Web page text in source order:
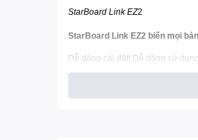
StarBoard Link EZ2
StarBoard Link EZ2 biến mọi
Dễ dàng cài đặt! Dễ dàng sử